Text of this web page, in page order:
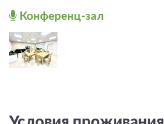
Конференц-зал